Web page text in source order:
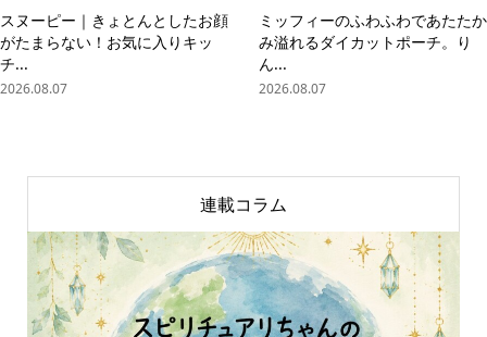
スヌーピー｜きょとんとしたお顔
がたまらない！お気に入りキッ
チ...
2026.08.07
ミッフィーのふわふわであたたか
み溢れるダイカットポーチ。り
ん...
2026.08.07
連載コラム
online store company info contact us share me!